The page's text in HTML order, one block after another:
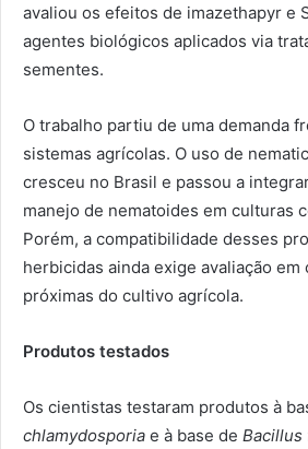
avaliou os efeitos de imazethapyr e
agentes biológicos aplicados via
sementes.
O trabalho partiu de uma demanda
sistemas agrícolas. O uso de
cresceu no Brasil e passou a
manejo de nematoides em culturas
Porém, a compatibilidade desses
herbicidas ainda exige avaliação em
próximas do cultivo agrícola.
Produtos testados
Os cientistas testaram produtos à
chlamydosporia e à base de Bacillus